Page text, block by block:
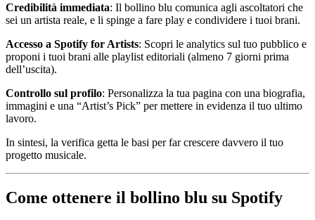
Credibilità immediata: Il bollino blu comunica agli ascoltatori che
sei un artista reale, e li spinge a fare play e condividere i tuoi brani.
Accesso a Spotify for Artists: Scopri le analytics sul tuo pubblico e
proponi i tuoi brani alle playlist editoriali (almeno 7 giorni prima
dell’uscita).
Controllo sul profilo: Personalizza la tua pagina con una biografia,
immagini e una “Artist’s Pick” per mettere in evidenza il tuo ultimo
lavoro.
In sintesi, la verifica getta le basi per far crescere davvero il tuo
progetto musicale.
Come ottenere il bollino blu su Spotify